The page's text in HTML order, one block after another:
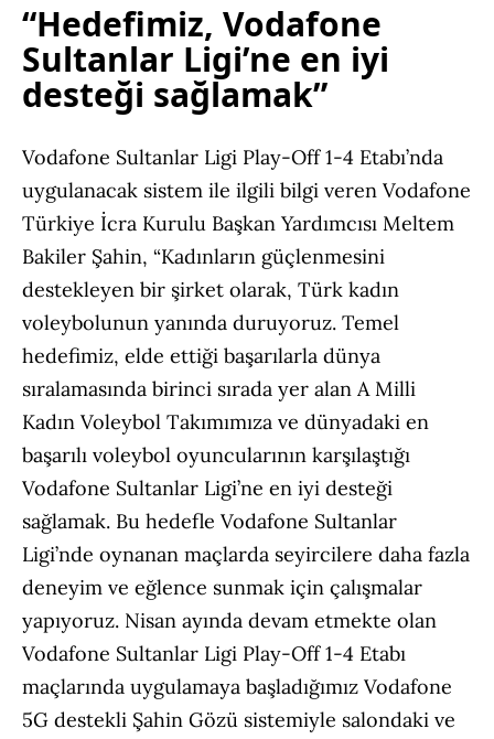
“Hedefimiz, Vodafone
Sultanlar Ligi’ne en iyi
desteği sağlamak”
Vodafone Sultanlar Ligi Play-Off 1-4 Etabı’nda
uygulanacak sistem ile ilgili bilgi veren Vodafone
Türkiye İcra Kurulu Başkan Yardımcısı Meltem
Bakiler Şahin, “Kadınların güçlenmesini
destekleyen bir şirket olarak, Türk kadın
voleybolunun yanında duruyoruz. Temel
hedefimiz, elde ettiği başarılarla dünya
sıralamasında birinci sırada yer alan A Milli
Kadın Voleybol Takımımıza ve dünyadaki en
başarılı voleybol oyuncularının karşılaştığı
Vodafone Sultanlar Ligi’ne en iyi desteği
sağlamak. Bu hedefle Vodafone Sultanlar
Ligi’nde oynanan maçlarda seyircilere daha fazla
deneyim ve eğlence sunmak için çalışmalar
yapıyoruz. Nisan ayında devam etmekte olan
Vodafone Sultanlar Ligi Play-Off 1-4 Etabı
maçlarında uygulamaya başladığımız Vodafone
5G destekli Şahin Gözü sistemiyle salondaki ve